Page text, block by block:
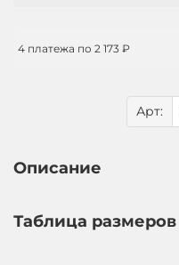
Арт:
4 платежа по 2 173 ₽
Описание
Таблица размеров